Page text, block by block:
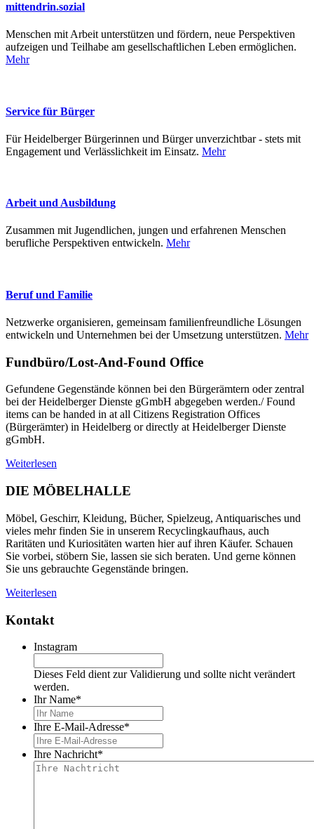
mittendrin.sozial
Menschen mit Arbeit unterstützen und fördern, neue Perspektiven
aufzeigen und Teilhabe am gesellschaftlichen Leben ermöglichen.
Mehr
Service für Bürger
Für Heidelberger Bürgerinnen und Bürger unverzichtbar - stets mit
Engagement und Verlässlichkeit im Einsatz. Mehr
Arbeit und Ausbildung
Zusammen mit Jugendlichen, jungen und erfahrenen Menschen
berufliche Perspektiven entwickeln. Mehr
Beruf und Familie
Netzwerke organisieren, gemeinsam familienfreundliche Lösungen
entwickeln und Unternehmen bei der Umsetzung unterstützen. Mehr
Fundbüro/Lost-And-Found Office
Gefundene Gegenstände können bei den Bürgerämtern oder zentral
bei der Heidelberger Dienste gGmbH abgegeben werden./ Found
items can be handed in at all Citizens Registration Offices
(Bürgerämter) in Heidelberg or directly at Heidelberger Dienste
gGmbH.
Weiterlesen
DIE MÖBELHALLE
Möbel, Geschirr, Kleidung, Bücher, Spielzeug, Antiquarisches und
vieles mehr finden Sie in unserem Recyclingkaufhaus, auch
Raritäten und Kuriositäten warten hier auf ihren Käufer. Schauen
Sie vorbei, stöbern Sie, lassen sie sich beraten. Und gerne können
Sie uns gebrauchte Gegenstände bringen.
Weiterlesen
Kontakt
Instagram
Dieses Feld dient zur Validierung und sollte nicht verändert
werden.
Ihr Name*
Ihre E-Mail-Adresse*
Ihre Nachricht*